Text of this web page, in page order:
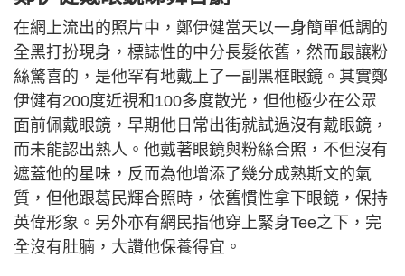
在網上流出的照片中，鄭伊健當天以一身簡單低調的
全黑打扮現身，標誌性的中分長髮依舊，然而最讓粉
絲驚喜的，是他罕有地戴上了一副黑框眼鏡。其實鄭
伊健有200度近視和100多度散光，但他極少在公眾
面前佩戴眼鏡，早期他日常出街就試過沒有戴眼鏡，
而未能認出熟人。他戴著眼鏡與粉絲合照，不但沒有
遮蓋他的星味，反而為他增添了幾分成熟斯文的氣
質，但他跟葛民輝合照時，依舊慣性拿下眼鏡，保持
英偉形象。另外亦有網民指他穿上緊身Tee之下，完
全沒有肚腩，大讚他保養得宜。